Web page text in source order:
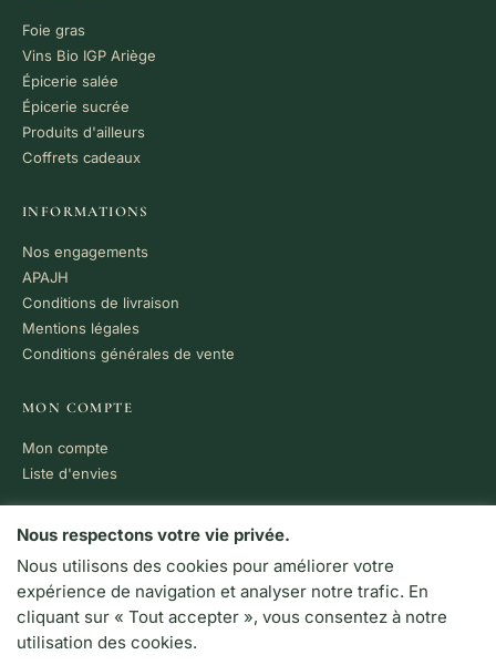
Foie gras
Vins Bio IGP Ariège
Épicerie salée
Épicerie sucrée
Produits d'ailleurs
Coffrets cadeaux
INFORMATIONS
Nos engagements
APAJH
Conditions de livraison
Mentions légales
Conditions générales de vente
MON COMPTE
Mon compte
Liste d'envies
PAIEMENT 100% SÉCURISÉ
VISA MC CB
LIVRAISON RAPIDE
Colissimo · Chronopost
Nous respectons votre vie privée.
Nous utilisons des cookies pour améliorer votre
expérience de navigation et analyser notre trafic. En
cliquant sur « Tout accepter », vous consentez à notre
utilisation des cookies.